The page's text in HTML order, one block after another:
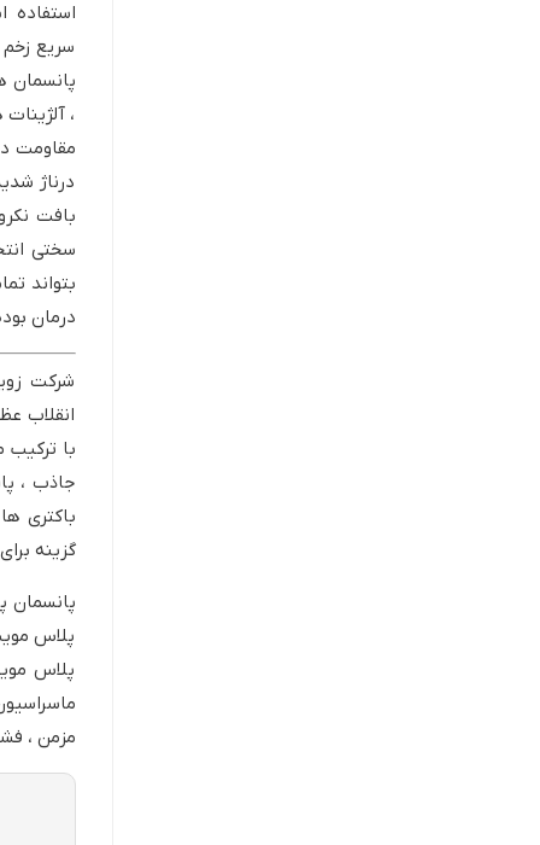
استفاده
سریع زخم
پانسمان
،
مقاومت
درناژ
بافت
سختی
بتواند
درمان
شرکت
انقلاب
با ترکیب
جاذب ،
باکتری
گزینه
پلاس
پلاس
مزمن ،